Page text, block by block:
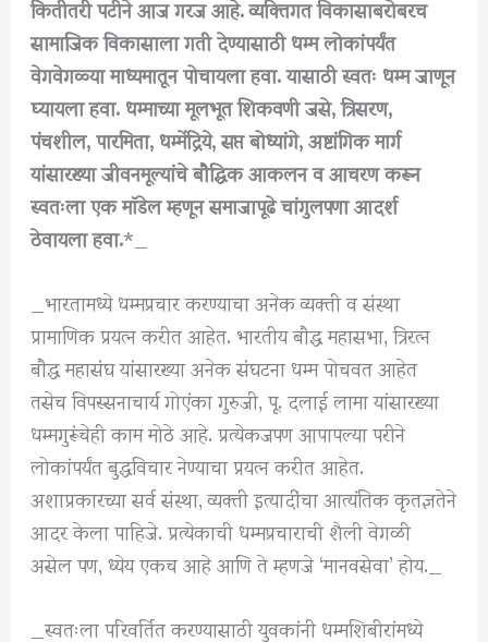
सामाजिक विकासाला गती देण्यासाठी धम्म लोकांपर्यंत
वेगवेगळ्या माध्यमातून पोचायला हवा. यासाठी स्वतः धम्म जाणून
घ्यायला हवा. धम्माच्या मूलभूत शिकवणी जसे, त्रिसरण,
पंचशील, पारमिता, धम्मेंद्रिये, सप्त बोध्यांगे, अष्टांगिक मार्ग
यांसारख्या जीवनमूल्यांचे बौद्धिक आकलन व आचरण करून
स्वतःला एक मॉडेल म्हणून समाजापूढे चांगुलपणा आदर्श
ठेवायला हवा.*_
_भारतामध्ये धम्मप्रचार करण्याचा अनेक व्यक्ती व संस्था
प्रामाणिक प्रयत्न करीत आहेत. भारतीय बौद्ध महासभा, त्रिरत्न
बौद्ध महासंघ यांसारख्या अनेक संघटना धम्म पोचवत आहेत
तसेच विपस्सनाचार्य गोएंका गुरुजी, पू. दलाई लामा यांसारख्या
धम्मगुरूंचेही काम मोठे आहे. प्रत्येकजपण आपापल्या परीने
लोकांपर्यंत बुद्धविचार नेण्याचा प्रयत्न करीत आहेत.
अशाप्रकारच्या सर्व संस्था, व्यक्ती इत्यादींचा आत्यंतिक कृतज्ञतेने
आदर केला पाहिजे. प्रत्येकाची धम्मप्रचाराची शैली वेगळी
असेल पण, ध्येय एकच आहे आणि ते म्हणजे ‘मानवसेवा’ होय._
_स्वतःला परिवर्तित करण्यासाठी युवकांनी धम्मशिबीरांमध्ये